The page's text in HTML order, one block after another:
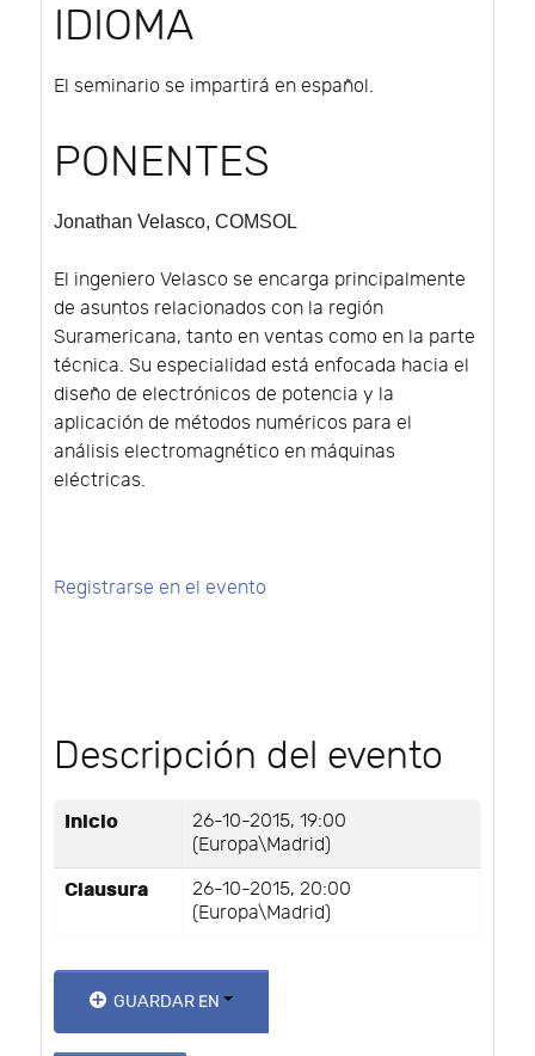
IDIOMA
El seminario se impartirá en español.
PONENTES
Jonathan Velasco, COMSOL
El ingeniero Velasco se encarga principalmente
de asuntos relacionados con la región
Suramericana, tanto en ventas como en la parte
técnica. Su especialidad está enfocada hacia el
diseño de electrónicos de potencia y la
aplicación de métodos numéricos para el
análisis electromagnético en máquinas
eléctricas.
Registrarse en el evento
Descripción del evento
Inicio
26-10-2015, 19:00
(Europa\Madrid)
Clausura
26-10-2015, 20:00
(Europa\Madrid)
GUARDAR EN